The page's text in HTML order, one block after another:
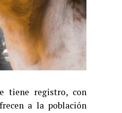
tiene registro, con
a la población